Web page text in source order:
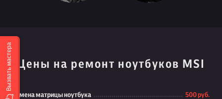
Цены на ремонт ноутбуков MSI
Замена матрицы ноутбука 500 руб.
Вызвать мастера